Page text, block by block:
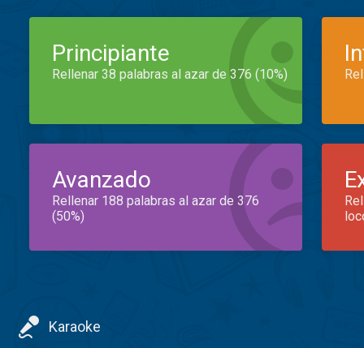
Principiante
Rellenar 38 palabras al azar de 376 (10%)
Avanzado
Rellenar 188 palabras al azar de 376
(50%)
Karaoke